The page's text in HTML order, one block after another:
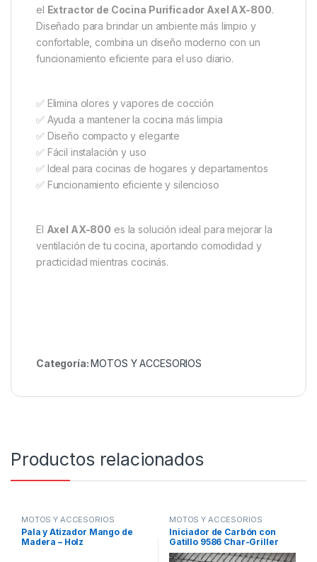
el Extractor de Cocina Purificador Axel AX-800.
Diseñado para brindar un ambiente más limpio y
confortable, combina un diseño moderno con un
funcionamiento eficiente para el uso diario.
✅ Elimina olores y vapores de cocción
✅ Ayuda a mantener la cocina más limpia
✅ Diseño compacto y elegante
✅ Fácil instalación y uso
✅ Ideal para cocinas de hogares y departamentos
✅ Funcionamiento eficiente y silencioso
El Axel AX-800 es la solución ideal para mejorar la
ventilación de tu cocina, aportando comodidad y
practicidad mientras cocinás.
Categoría:MOTOS Y ACCESORIOS
Productos relacionados
MOTOS Y ACCESORIOS
Pala y Atizador Mango de
Madera – Holz
MOTOS Y ACCESORIOS
Iniciador de Carbón con
Gatillo 9586 Char-Griller